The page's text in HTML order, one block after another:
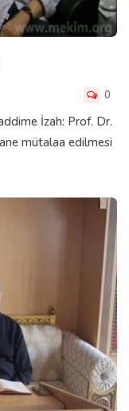
0
İzah: Prof. Dr.
mütalaa edilmesi